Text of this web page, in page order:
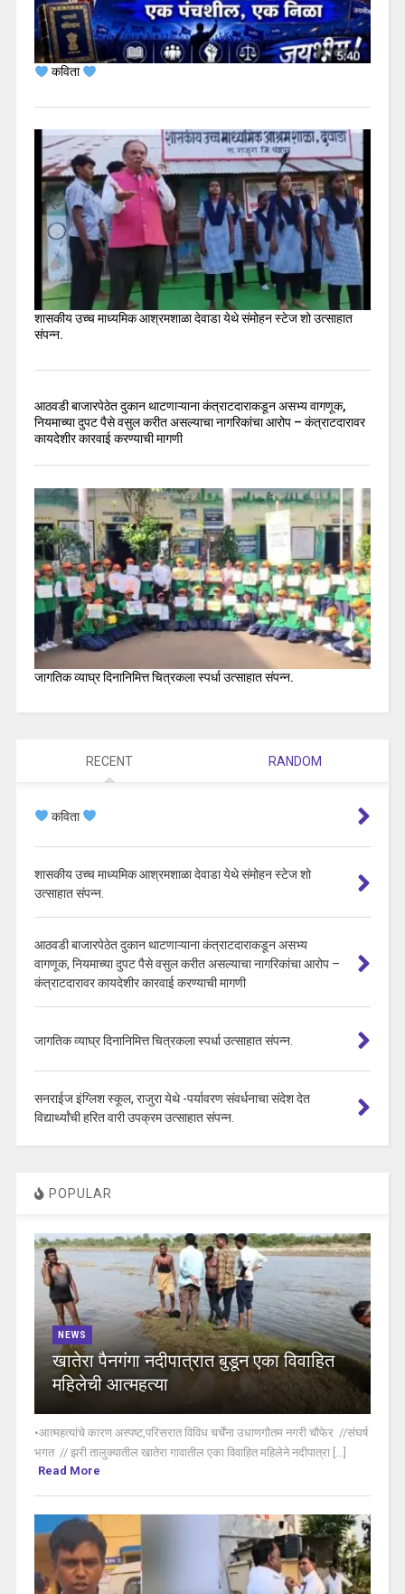
कविता
शासकीय उच्च माध्यमिक आश्रमशाळा देवाडा येथे संमोहन स्टेज शो उत्साहात
संपन्न.
आठवडी बाजारपेठेत दुकान थाटणाऱ्याना कंत्राटदाराकडून असभ्य वागणूक,
नियमाच्या दुपट पैसे वसुल करीत असल्याचा नागरिकांचा आरोप – कंत्राटदारावर
कायदेशीर कारवाई करण्याची मागणी
जागतिक व्याघ्र दिनानिमित्त चित्रकला स्पर्धा उत्साहात संपन्न.
RECENT RANDOM
कविता
शासकीय उच्च माध्यमिक आश्रमशाळा देवाडा येथे संमोहन स्टेज शो
उत्साहात संपन्न.
आठवडी बाजारपेठेत दुकान थाटणाऱ्याना कंत्राटदाराकडून असभ्य
वागणूक, नियमाच्या दुपट पैसे वसुल करीत असल्याचा नागरिकांचा आरोप –
कंत्राटदारावर कायदेशीर कारवाई करण्याची मागणी
जागतिक व्याघ्र दिनानिमित्त चित्रकला स्पर्धा उत्साहात संपन्न.
सनराईज इंग्लिश स्कूल, राजुरा येथे -पर्यावरण संवर्धनाचा संदेश देत
विद्यार्थ्यांची हरित वारी उपक्रम उत्साहात संपन्न.
POPULAR
NEWS
खातेरा पैनगंगा नदीपात्रात बुडून एका विवाहित
महिलेची आत्महत्या
•आत्महत्यांचे कारण अस्पष्ट,परिसरात विविध चर्चेंना उधाणगौतम नगरी चौफेर //संघर्ष
भगत // झरी तालुक्यातील खातेरा गावातील एका विवाहित महिलेने नदीपात्रा [...]
Read More